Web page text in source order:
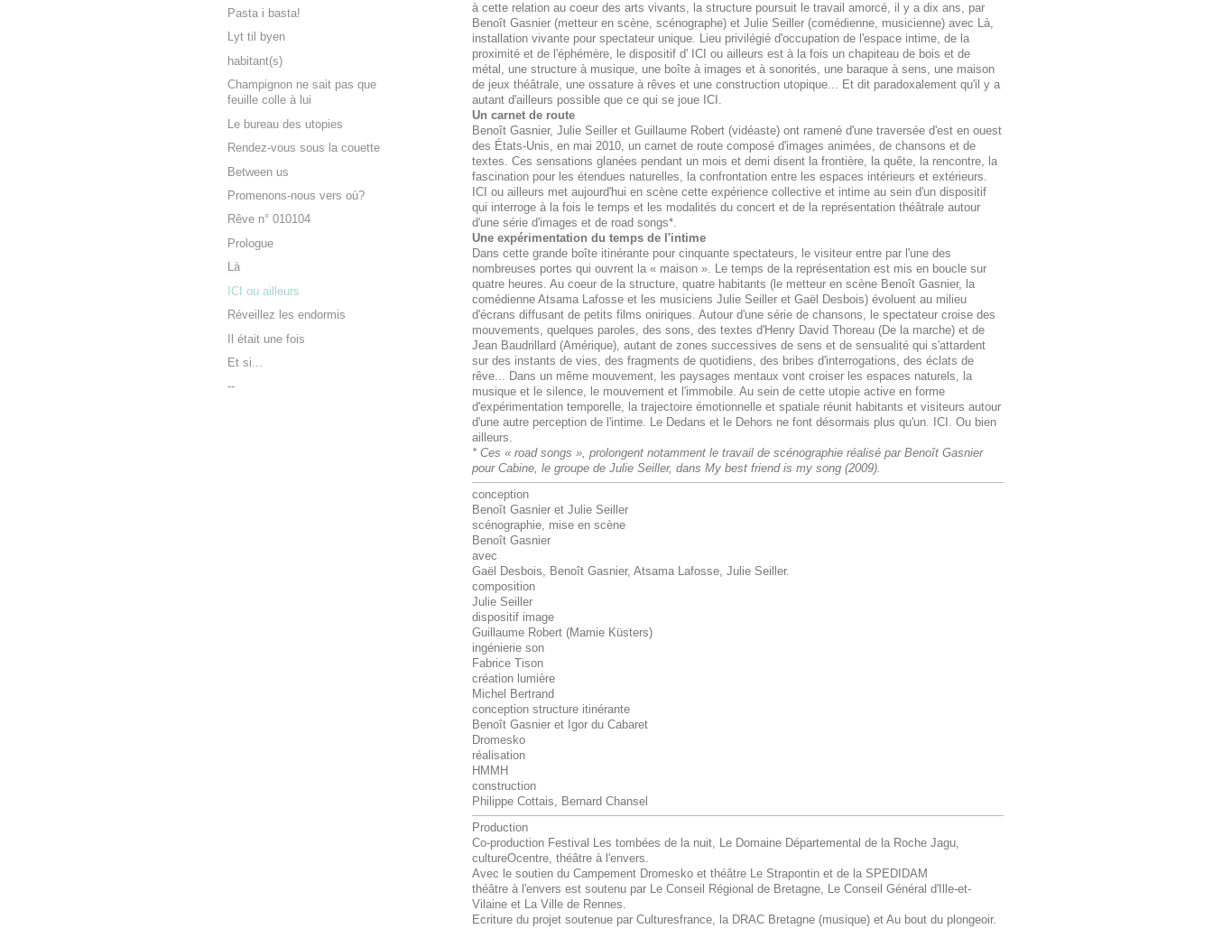
à cette relation au coeur des arts vivants, la structure poursuit le travail amorcé, il y a dix ans, par
Benoît Gasnier (metteur en scène, scénographe) et Julie Seiller (comédienne, musicienne) avec Là,
installation vivante pour spectateur unique. Lieu privilégié d'occupation de l'espace intime, de la
proximité et de l'éphémère, le dispositif d' ICI ou ailleurs est à la fois un chapiteau de bois et de
métal, une structure à musique, une boîte à images et à sonorités, une baraque à sens, une maison
de jeux théâtrale, une ossature à rêves et une construction utopique... Et dit paradoxalement qu'il y a
autant d'ailleurs possible que ce qui se joue ICI.
Un carnet de route
Benoît Gasnier, Julie Seiller et Guillaume Robert (vidéaste) ont ramené d'une traversée d'est en ouest
des États-Unis, en mai 2010, un carnet de route composé d'images animées, de chansons et de
textes. Ces sensations glanées pendant un mois et demi disent la frontière, la quête, la rencontre, la
fascination pour les étendues naturelles, la confrontation entre les espaces intérieurs et extérieurs.
ICI ou ailleurs met aujourd'hui en scène cette expérience collective et intime au sein d'un dispositif
qui interroge à la fois le temps et les modalités du concert et de la représentation théâtrale autour
d'une série d'images et de road songs*.
Une expérimentation du temps de l'intime
Dans cette grande boîte itinérante pour cinquante spectateurs, le visiteur entre par l'une des
nombreuses portes qui ouvrent la « maison ». Le temps de la représentation est mis en boucle sur
quatre heures. Au coeur de la structure, quatre habitants (le metteur en scène Benoît Gasnier, la
comédienne Atsama Lafosse et les musiciens Julie Seiller et Gaël Desbois) évoluent au milieu
d'écrans diffusant de petits films oniriques. Autour d'une série de chansons, le spectateur croise des
mouvements, quelques paroles, des sons, des textes d'Henry David Thoreau (De la marche) et de
Jean Baudrillard (Amérique), autant de zones successives de sens et de sensualité qui s'attardent
sur des instants de vies, des fragments de quotidiens, des bribes d'interrogations, des éclats de
rêve... Dans un même mouvement, les paysages mentaux vont croiser les espaces naturels, la
musique et le silence, le mouvement et l'immobile. Au sein de cette utopie active en forme
d'expérimentation temporelle, la trajectoire émotionnelle et spatiale réunit habitants et visiteurs autour
d'une autre perception de l'intime. Le Dedans et le Dehors ne font désormais plus qu'un. ICI. Ou bien
ailleurs.
* Ces « road songs », prolongent notamment le travail de scénographie réalisé par Benoît Gasnier
pour Cabine, le groupe de Julie Seiller, dans My best friend is my song (2009).
conception
Benoît Gasnier et Julie Seiller
scénographie, mise en scène
Benoît Gasnier
avec
Gaël Desbois, Benoît Gasnier, Atsama Lafosse, Julie Seiller.
composition
Julie Seiller
dispositif image
Guillaume Robert (Mamie Küsters)
ingénierie son
Fabrice Tison
création lumière
Michel Bertrand
conception structure itinérante
Benoît Gasnier et Igor du Cabaret
Dromesko
réalisation
HMMH
construction
Philippe Cottais, Bernard Chansel
Production
Co-production Festival Les tombées de la nuit, Le Domaine Départemental de la Roche Jagu,
cultureOcentre, théâtre à l'envers.
Avec le soutien du Campement Dromesko et théâtre Le Strapontin et de la SPEDIDAM
théâtre à l'envers est soutenu par Le Conseil Régional de Bretagne, Le Conseil Général d'Ille-et-
Vilaine et La Ville de Rennes.
Ecriture du projet soutenue par Culturesfrance, la DRAC Bretagne (musique) et Au bout du plongeoir.
Pasta i basta!
Lyt til byen
habitant(s)
Champignon ne sait pas que
feuille colle à lui
Le bureau des utopies
Rendez-vous sous la couette
Between us
Promenons-nous vers où?
Rêve n° 010104
Prologue
Là
ICI ou ailleurs
Réveillez les endormis
Il était une fois
Et si...
--